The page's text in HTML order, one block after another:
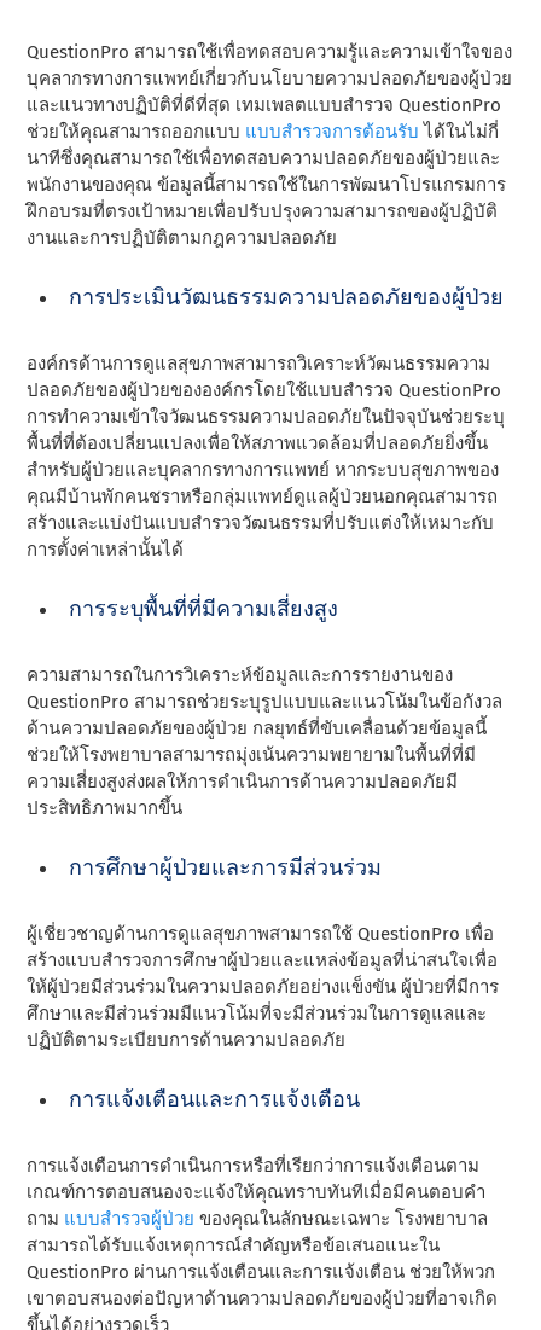
QuestionPro สามารถใช้เพื่อทดสอบความรู้และความเข้าใจของ
บุคลากรทางการแพทย์เกี่ยวกับนโยบายความปลอดภัยของผู้ป่วย
และแนวทางปฏิบัติที่ดีที่สุด เทมเพลตแบบสํารวจ QuestionPro
ช่วยให้คุณสามารถออกแบบ แบบสํารวจการต้อนรับ ได้ในไม่กี่
นาทีซึ่งคุณสามารถใช้เพื่อทดสอบความปลอดภัยของผู้ป่วยและ
พนักงานของคุณ ข้อมูลนี้สามารถใช้ในการพัฒนาโปรแกรมการ
ฝึกอบรมที่ตรงเป้าหมายเพื่อปรับปรุงความสามารถของผู้ปฏิบัติ
งานและการปฏิบัติตามกฎความปลอดภัย
การประเมินวัฒนธรรมความปลอดภัยของผู้ป่วย
องค์กรด้านการดูแลสุขภาพสามารถวิเคราะห์วัฒนธรรมความ
ปลอดภัยของผู้ป่วยขององค์กรโดยใช้แบบสํารวจ QuestionPro
การทําความเข้าใจวัฒนธรรมความปลอดภัยในปัจจุบันช่วยระบุ
พื้นที่ที่ต้องเปลี่ยนแปลงเพื่อให้สภาพแวดล้อมที่ปลอดภัยยิ่งขึ้น
สําหรับผู้ป่วยและบุคลากรทางการแพทย์ หากระบบสุขภาพของ
คุณมีบ้านพักคนชราหรือกลุ่มแพทย์ดูแลผู้ป่วยนอกคุณสามารถ
สร้างและแบ่งปันแบบสํารวจวัฒนธรรมที่ปรับแต่งให้เหมาะกับ
การตั้งค่าเหล่านั้นได้
การระบุพื้นที่ที่มีความเสี่ยงสูง
ความสามารถในการวิเคราะห์ข้อมูลและการรายงานของ
QuestionPro สามารถช่วยระบุรูปแบบและแนวโน้มในข้อกังวล
ด้านความปลอดภัยของผู้ป่วย กลยุทธ์ที่ขับเคลื่อนด้วยข้อมูลนี้
ช่วยให้โรงพยาบาลสามารถมุ่งเน้นความพยายามในพื้นที่ที่มี
ความเสี่ยงสูงส่งผลให้การดําเนินการด้านความปลอดภัยมี
ประสิทธิภาพมากขึ้น
การศึกษาผู้ป่วยและการมีส่วนร่วม
ผู้เชี่ยวชาญด้านการดูแลสุขภาพสามารถใช้ QuestionPro เพื่อ
สร้างแบบสํารวจการศึกษาผู้ป่วยและแหล่งข้อมูลที่น่าสนใจเพื่อ
ให้ผู้ป่วยมีส่วนร่วมในความปลอดภัยอย่างแข็งขัน ผู้ป่วยที่มีการ
ศึกษาและมีส่วนร่วมมีแนวโน้มที่จะมีส่วนร่วมในการดูแลและ
ปฏิบัติตามระเบียบการด้านความปลอดภัย
การแจ้งเตือนและการแจ้งเตือน
การแจ้งเตือนการดําเนินการหรือที่เรียกว่าการแจ้งเตือนตาม
เกณฑ์การตอบสนองจะแจ้งให้คุณทราบทันทีเมื่อมีคนตอบคํา
ถาม แบบสํารวจผู้ป่วย ของคุณในลักษณะเฉพาะ โรงพยาบาล
สามารถได้รับแจ้งเหตุการณ์สําคัญหรือข้อเสนอแนะใน
QuestionPro ผ่านการแจ้งเตือนและการแจ้งเตือน ช่วยให้พวก
เขาตอบสนองต่อปัญหาด้านความปลอดภัยของผู้ป่วยที่อาจเกิด
ขึ้นได้อย่างรวดเร็ว